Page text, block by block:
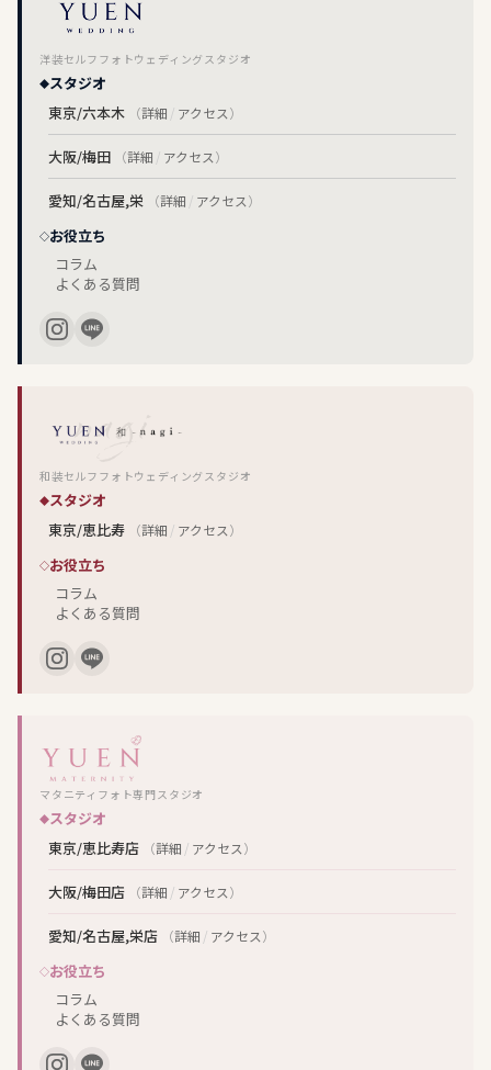
洋装セルフフォトウェディングスタジオ
スタジオ
東京/六本木
（詳細 / アクセス）
大阪/梅田 （詳細 / アクセス）
愛知/名古屋,栄 （詳細 / アクセス）
お役立ち
コラム
よくある質問
和装セルフフォトウェディングスタジオ
スタジオ
東京/恵比寿
（詳細 / アクセス）
お役立ち
コラム
よくある質問
マタニティフォト専門スタジオ
スタジオ
東京/恵比寿店
（詳細 / アクセス）
大阪/梅田店 （詳細 / アクセス）
愛知/名古屋,栄店 （詳細 / アクセス）
お役立ち
コラム
よくある質問